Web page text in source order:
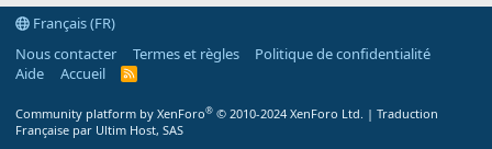
Français (FR)
Nous contacter
Termes et règles
Politique de confidentialité
Aide
Accueil
R
Community platform by XenForo® © 2010-2024 XenForo Ltd. | Traduction
Française par Ultim Host, SAS